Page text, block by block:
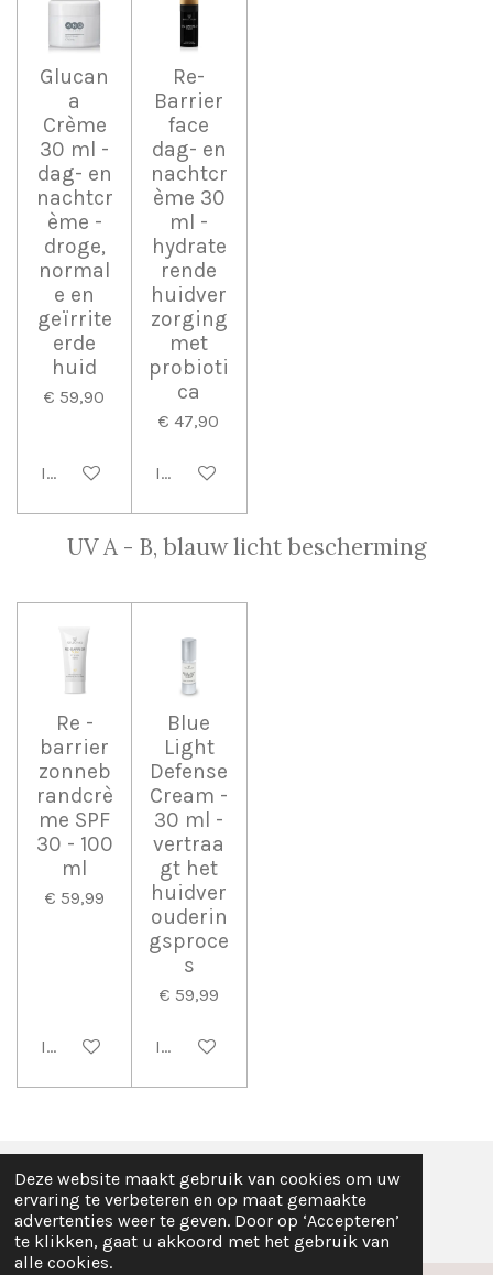
Deze website maakt gebruik van cookies om uw
ervaring te verbeteren en op maat gemaakte
advertenties weer te geven. Door op ‘Accepteren’
te klikken, gaat u akkoord met het gebruik van
alle cookies.
Glucan
a
Crème
30 ml -
dag- en
nachtcr
ème -
droge,
normal
e en
geïrrite
erde
huid
€ 59,90
In winkelwagen
Re-
Barrier
face
dag- en
nachtcr
ème 30
ml -
hydrate
rende
huidver
zorging
met
probioti
ca
€ 47,90
In winkelwagen
UV A - B, blauw licht bescherming
Re -
barrier
zonneb
randcrè
me SPF
30 - 100
ml
€ 59,99
In winkelwagen
Blue
Light
Defense
Cream -
30 ml -
vertraa
gt het
huidver
ouderin
gsproce
s
€ 59,99
In winkelwagen
© 2025 - 2026 MellaCare skincare
Powered byJouwWeb